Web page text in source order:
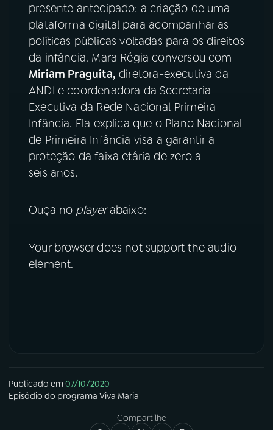
08FESTIVAL DE MÚSICA
ACOMPANHE A RÁDIO NACIONAL
YouTube Facebook
Instagram X
TikTok
presente antecipado: a criação de uma
plataforma digital para acompanhar as
políticas públicas voltadas para os direitos
da infância. Mara Régia conversou com
Miriam Praguita, diretora-executiva da
ANDI e coordenadora da Secretaria
Executiva da Rede Nacional Primeira
Infância. Ela explica que o Plano Nacional
de Primeira Infância visa a garantir a
proteção da faixa etária de zero a
seis anos.
Ouça no playerabaixo:
Your browser does not support the audio
element.
Publicado em07/10/2020
Episódio do programa Viva Maria
Compartilhe